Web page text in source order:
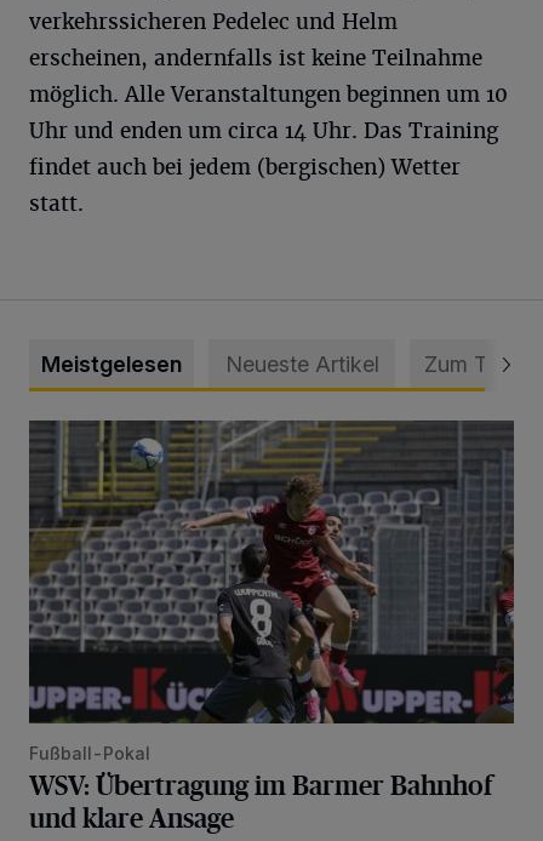
verkehrssicheren Pedelec und Helm
erscheinen, andernfalls ist keine Teilnahme
möglich. Alle Veranstaltungen beginnen um 10
Uhr und enden um circa 14 Uhr. Das Training
findet auch bei jedem (bergischen) Wetter
statt.
Meistgelesen Neueste Artikel Zum Thema
WSV: Übertragung im Barmer Bahnhof und klare Ansage
Fußball-Pokal
WSV: Übertragung im Barmer Bahnhof
und klare Ansage